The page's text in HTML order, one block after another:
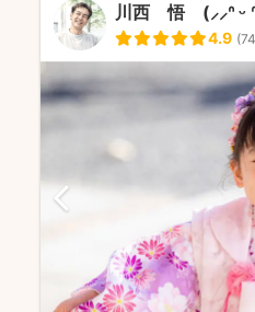
川西 悟 (⸝⸝ᐢ ᵕ
4.9 (74